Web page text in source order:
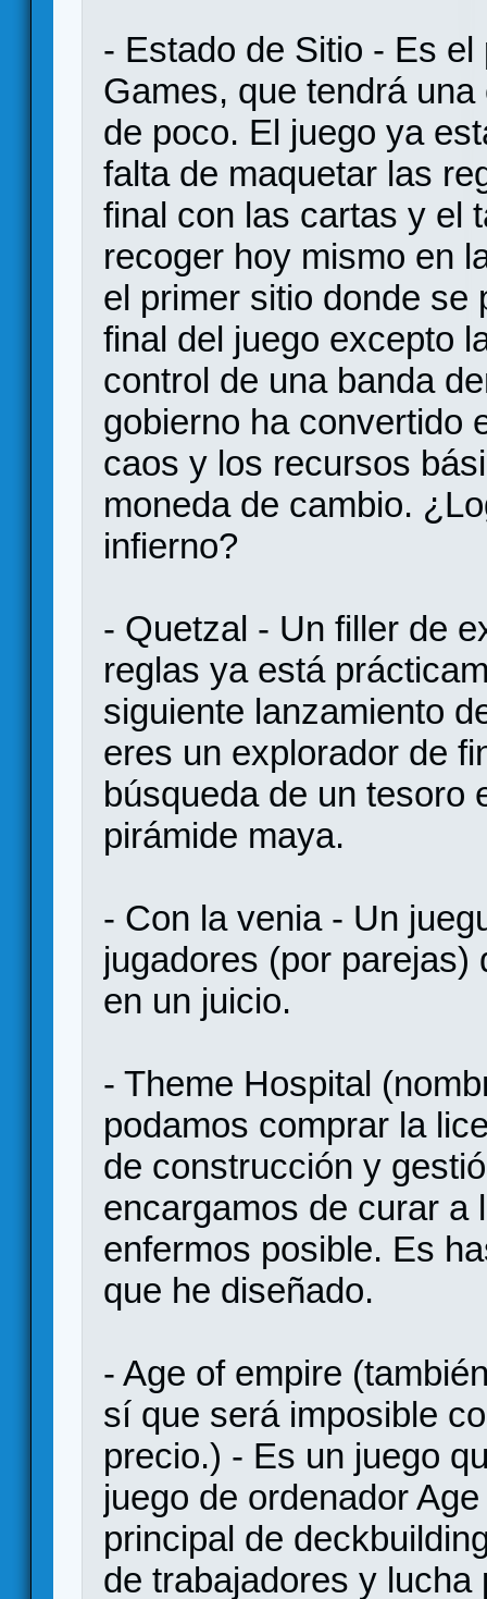
- Estado de Sitio - Es
Games, que tendrá
de poco. El juego ya
falta de maquetar las
final con las cartas y el
recoger hoy mismo en
el primer sitio donde se
final del juego excepto
control de una banda
gobierno ha convertido
caos y los recursos
moneda de cambio.
infierno?
- Quetzal - Un filler de
reglas ya está
siguiente lanzamiento
eres un explorador de
búsqueda de un tesoro
pirámide maya.
- Con la venia - Un
jugadores (por parejas)
en un juicio.
- Theme Hospital
podamos comprar la
de construcción y
encargamos de curar a
enfermos posible. Es
que he diseñado.
- Age of empire
sí que será imposible
precio.) - Es un juego
juego de ordenador
principal de
de trabajadores y